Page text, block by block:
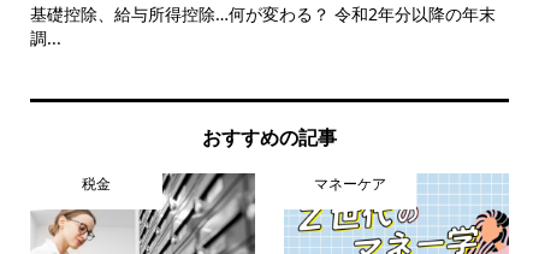
基礎控除、給与所得控除…何が変わる？ 令和2年分以降の年末
調...
おすすめの記事
税金 マネーケア